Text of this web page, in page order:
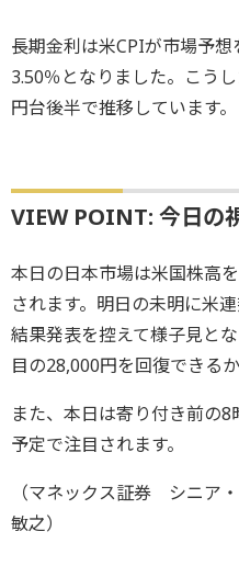
長期金利は米CPIが市場予
3.50％となりました。こう
円台後半で推移しています。
VIEW POINT: 今日の
本日の日本市場は米国株高
されます。明日の未明に米
結果発表を控えて様子見と
目の28,000円を回復できる
また、本日は寄り付き前の
予定で注目されます。
（マネックス証券 シニア
敏之）